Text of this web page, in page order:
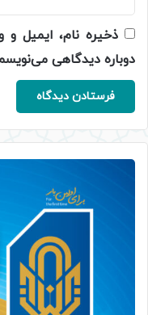
ذخیره نام، ایمیل و
دوباره دیدگاهی